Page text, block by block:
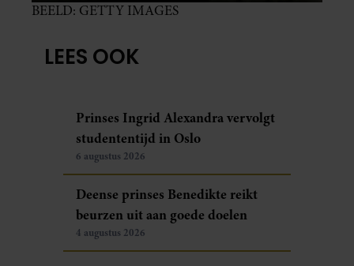
BEELD: GETTY IMAGES
LEES OOK
Prinses Ingrid Alexandra vervolgt
studententijd in Oslo
6 augustus 2026
Deense prinses Benedikte reikt
beurzen uit aan goede doelen
4 augustus 2026